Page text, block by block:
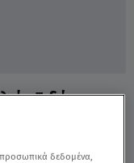
Ειδήσεων
δεδομένα,